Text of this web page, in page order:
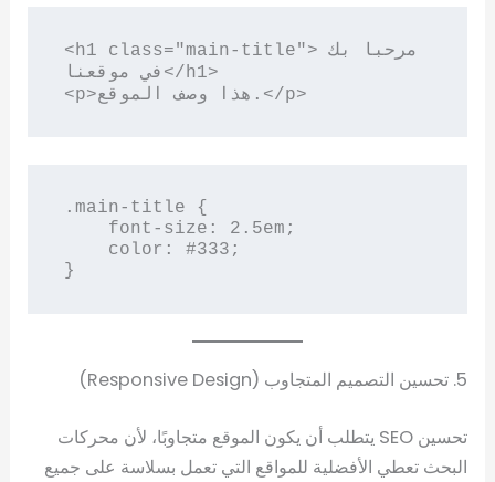
<h1 class="main-title">مرحبا بك
في موقعنا</h1>
<p>هذا وصف الموقع.</p>
.main-title {
}
5. تحسين التصميم المتجاوب (Responsive Design)
تحسين SEO يتطلب أن يكون الموقع متجاوبًا، لأن محركات
البحث تعطي الأفضلية للمواقع التي تعمل بسلاسة على جميع